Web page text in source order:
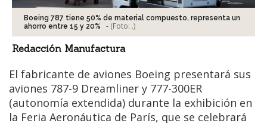
Boeing 787 tiene 50% de material compuesto, representa un
ahorro entre 15 y 20%
- (Foto: .)
Redacción Manufactura
El fabricante de aviones Boeing presentará sus
aviones 787-9 Dreamliner y 777-300ER
(autonomía extendida) durante la exhibición en
la Feria Aeronáutica de París, que se celebrará